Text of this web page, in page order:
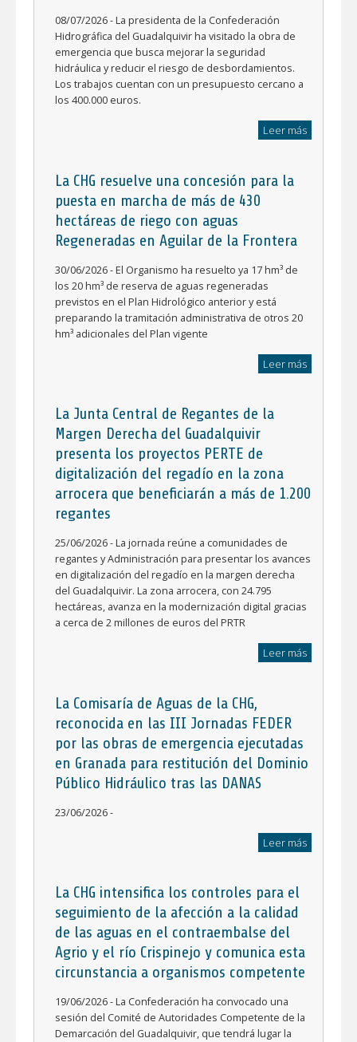
08/07/2026 - La presidenta de la Confederación
Hidrográfica del Guadalquivir ha visitado la obra de
emergencia que busca mejorar la seguridad
hidráulica y reducir el riesgo de desbordamientos.
Los trabajos cuentan con un presupuesto cercano a
los 400.000 euros.
Leer más
La CHG resuelve una concesión para la
puesta en marcha de más de 430
hectáreas de riego con aguas
Regeneradas en Aguilar de la Frontera
30/06/2026 - El Organismo ha resuelto ya 17 hm³ de
los 20 hm³ de reserva de aguas regeneradas
previstos en el Plan Hidrológico anterior y está
preparando la tramitación administrativa de otros 20
hm³ adicionales del Plan vigente
Leer más
La Junta Central de Regantes de la
Margen Derecha del Guadalquivir
presenta los proyectos PERTE de
digitalización del regadío en la zona
arrocera que beneficiarán a más de 1.200
regantes
25/06/2026 - La jornada reúne a comunidades de
regantes y Administración para presentar los avances
en digitalización del regadío en la margen derecha
del Guadalquivir. La zona arrocera, con 24.795
hectáreas, avanza en la modernización digital gracias
a cerca de 2 millones de euros del PRTR
Leer más
La Comisaría de Aguas de la CHG,
reconocida en las III Jornadas FEDER
por las obras de emergencia ejecutadas
en Granada para restitución del Dominio
Público Hidráulico tras las DANAS
23/06/2026 -
Leer más
La CHG intensifica los controles para el
seguimiento de la afección a la calidad
de las aguas en el contraembalse del
Agrio y el río Crispinejo y comunica esta
circunstancia a organismos competente
19/06/2026 - La Confederación ha convocado una
sesión del Comité de Autoridades Competente de la
Demarcación del Guadalquivir, que tendrá lugar la